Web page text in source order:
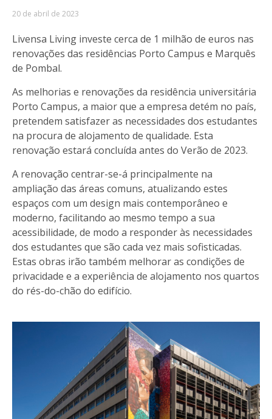
20 de abril de 2023
Livensa Living investe cerca de 1 milhão de euros nas
renovações das residências Porto Campus e Marquês
de Pombal.
As melhorias e renovações da residência universitária
Porto Campus, a maior que a empresa detém no país,
pretendem satisfazer as necessidades dos estudantes
na procura de alojamento de qualidade. Esta
renovação estará concluída antes do Verão de 2023.
A renovação centrar-se-á principalmente na
ampliação das áreas comuns, atualizando estes
espaços com um design mais contemporâneo e
moderno, facilitando ao mesmo tempo a sua
acessibilidade, de modo a responder às necessidades
dos estudantes que são cada vez mais sofisticadas.
Estas obras irão também melhorar as condições de
privacidade e a experiência de alojamento nos quartos
do rés-do-chão do edifício.